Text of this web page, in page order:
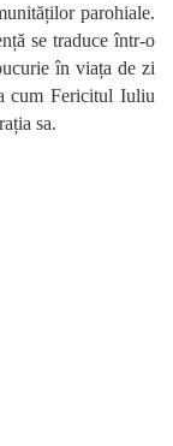
parohiale.
se traduce într-o
în viața de zi
cum Fericitul Iuliu
sa.